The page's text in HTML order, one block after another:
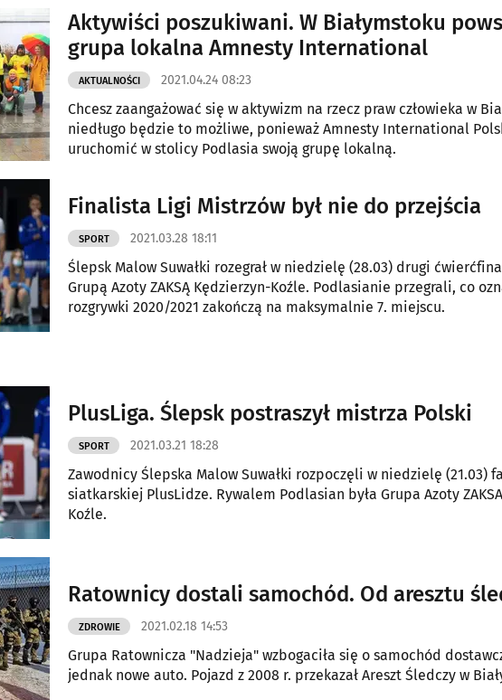
Aktywiści poszukiwani. W Białymstoku
grupa lokalna Amnesty International
AKTUALNOŚCI 2021.04.24 08:23
Chcesz zaangażować się w aktywizm na rzecz praw człowieka w
niedługo będzie to możliwe, ponieważ Amnesty International
uruchomić w stolicy Podlasia swoją grupę lokalną.
Finalista Ligi Mistrzów był nie do przejścia
SPORT 2021.03.28 18:11
Ślepsk Malow Suwałki rozegrał w niedzielę (28.03) drugi
Grupą Azoty ZAKSĄ Kędzierzyn-Koźle. Podlasianie przegrali, co
rozgrywki 2020/2021 zakończą na maksymalnie 7. miejscu.
PlusLiga. Ślepsk postraszył mistrza Polski
SPORT 2021.03.21 18:28
Zawodnicy Ślepska Malow Suwałki rozpoczęli w niedzielę (21.03)
siatkarskiej PlusLidze. Rywalem Podlasian była Grupa Azoty
Koźle.
Ratownicy dostali samochód. Od aresztu
ZDROWIE 2021.02.18 14:53
Grupa Ratownicza "Nadzieja" wzbogaciła się o samochód
jednak nowe auto. Pojazd z 2008 r. przekazał Areszt Śledczy w